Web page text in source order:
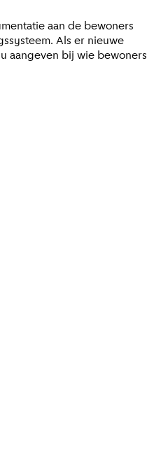
aan de bewoners
Als er nieuwe
aangeven bij wie bewoners